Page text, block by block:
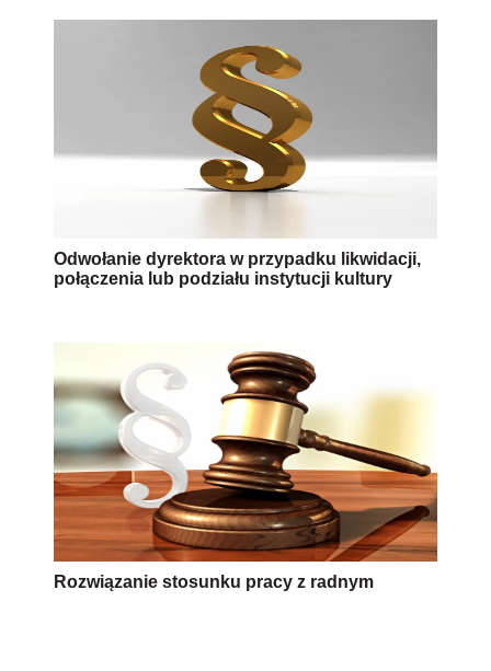
Odwołanie dyrektora w przypadku likwidacji,
połączenia lub podziału instytucji kultury
Rozwiązanie stosunku pracy z radnym